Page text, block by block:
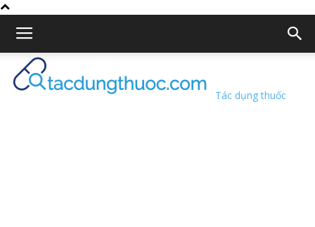
Tác dụng thuốc